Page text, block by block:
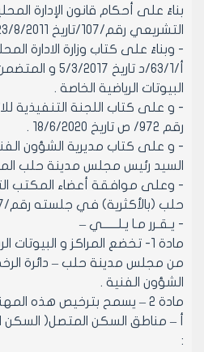
بناءً على أحكام قانون الإدارة
التشريعي رقم/107/تاريخ 23/8/2011 ,
أ/63/1/د تاريخ
البيوتات الرياضية الخاصة .
- و على كتاب اللجنة التنفيذية
رقم 972/ ص تاريخ 18/6/2020 .
- و على كتاب مديرية الشؤون
السيد رئيس مجلس مدينة حلب المؤرخة
- وعلى موافقة أعضاء المكتب
حلب (بالأكثرية) في جلسته رقم/37/ تاريخ 19/10/2020م.
- يـقـرر مـا يـلــــــي –
مادة 1- تخضع المراكز و
من مجلس مدينة حلب – دائرة
الشؤون الفنية .
مادة 2 – يسمح بترخيص هذه المهنة ضمن المناطق التالية :
أ – مناطق السكن المتصل( السكن
: